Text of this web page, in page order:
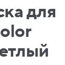
для